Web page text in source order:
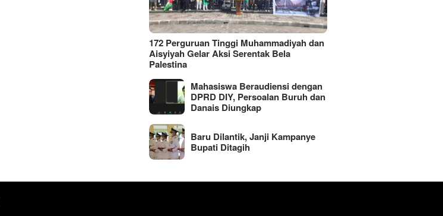
172 Perguruan Tinggi Muhammadiyah dan
Aisyiyah Gelar Aksi Serentak Bela
Palestina
Mahasiswa Beraudiensi dengan
DPRD DIY, Persoalan Buruh dan
Danais Diungkap
Baru Dilantik, Janji Kampanye
Bupati Ditagih